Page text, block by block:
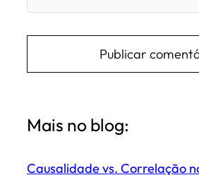
Mais no blog:
Causalidade vs. Correlação